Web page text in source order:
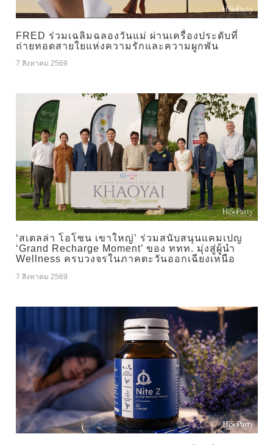
FRED ร่วมเฉลิมฉลองวันแม่ ผ่านเครื่องประดับที่
ถ่ายทอดสายใยแห่งความรักและความผูกพัน
7 สิงหาคม 2569
‘สเตลล่า โอโซน เขาใหญ่’ ร่วมสนับสนุนแคมเปญ
‘Grand Recharge Moment’ ของ ททท. มุ่งสู่ผู้นำ
Wellness ครบวงจรในภาคตะวันออกเฉียงเหนือ
7 สิงหาคม 2569